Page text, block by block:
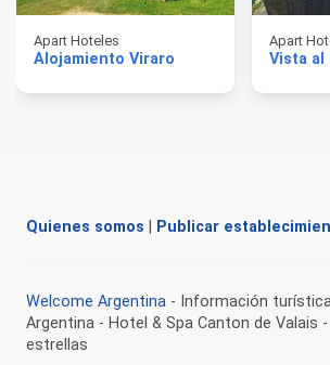
Apart Hoteles
Alojamiento Viraro
Apart
Vista al
Quienes somos Publicar
Welcome Argentina - Información
Argentina - Hotel & Spa Canton de Valais
estrellas